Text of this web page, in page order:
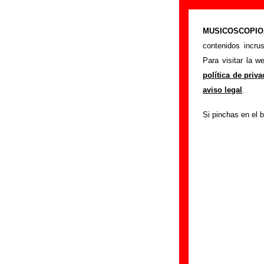
contenidos
Para visitar la
política de
aviso legal .
Si pinchas en el
Le Mans -
Portada >Le Mans
Si tienes
siguiente
colaboración.
Nombre: